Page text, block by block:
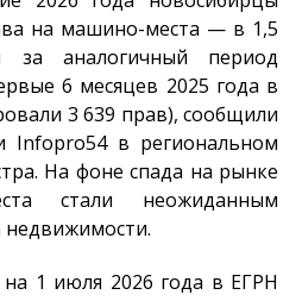
на машино-места — в 1,5
аналогичный период
6 месяцев 2025 года в
3 639 прав), сообщили
Infopro54в региональном
На фоне спада на рынке
стали неожиданным
на 1 июля 2026 года в ЕГРН